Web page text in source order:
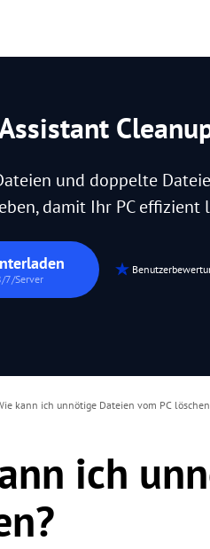
und doppelte
damit Ihr PC effizient
7/Server
kann ich unnötige Dateien vom PC
ich